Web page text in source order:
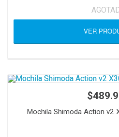
VER
Mochila Shimoda Action v2